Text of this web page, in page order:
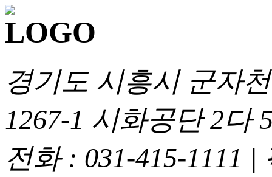
경기도 시흥시 군자
1267-1 시화공단 2다
전화 : 031-415-1111 |